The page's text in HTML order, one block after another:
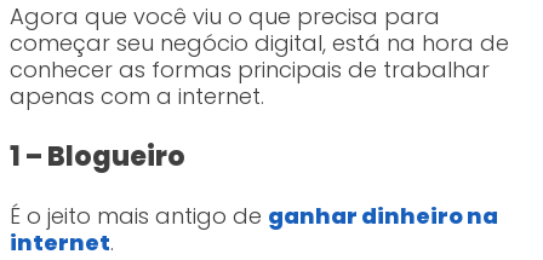
Agora que você viu o que precisa para
começar seu negócio digital, está na hora de
conhecer as formas principais de trabalhar
apenas com a internet.
1 – Blogueiro
É o jeito mais antigo de ganhar dinheiro na
internet.